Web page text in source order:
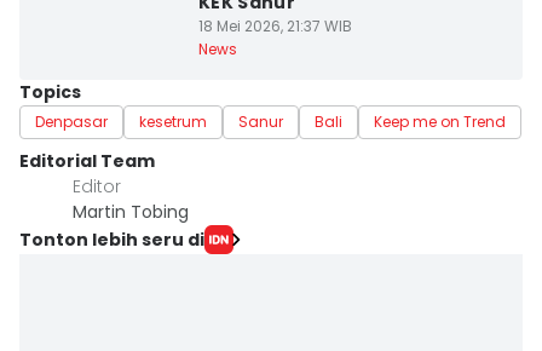
18 Mei 2026, 21:37 WIB
News
Topics
Denpasar kesetrum Sanur Bali Keep me on Trend
Editorial Team
Editor
Martin Tobing
Tonton lebih seru di